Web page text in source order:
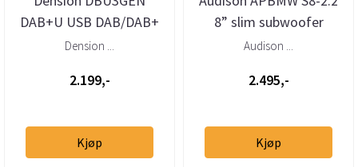
DAB+U USB DAB/DAB+
mottaker – helintegrert
Dension ...
2.199,-
Kjøp
8” slim subwoofer
BMW/Mini 2 Ohm (stk)
Audison ...
2.495,-
Kjøp